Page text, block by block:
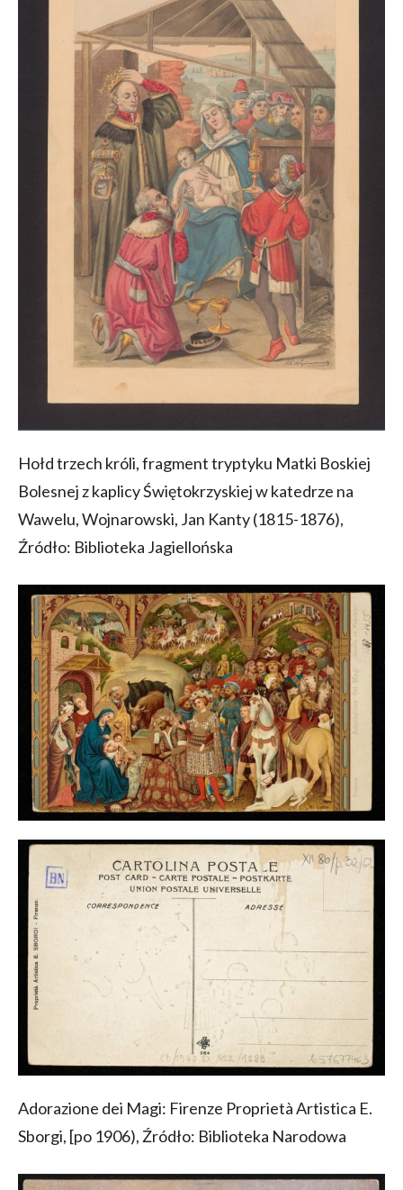
Hołd trzech króli, fragment tryptyku Matki Boskiej
Bolesnej z kaplicy Świętokrzyskiej w katedrze na
Wawelu, Wojnarowski, Jan Kanty (1815-1876),
Źródło: Biblioteka Jagiellońska
Adorazione dei Magi: Firenze Proprietà Artistica E.
Sborgi, [po 1906), Źródło: Biblioteka Narodowa